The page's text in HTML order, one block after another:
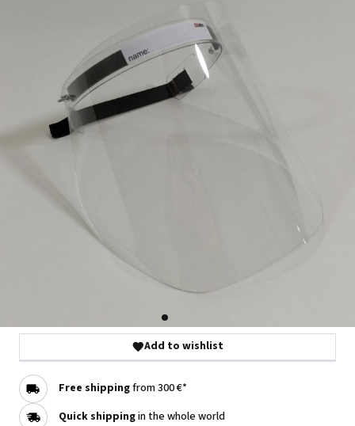
Add to wishlist
Free shippingfrom 300 €*
Quick shippingin the whole world